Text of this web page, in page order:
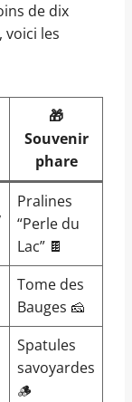
de dix
voici les
🎁
Souvenir
phare
Pralines
“Perle du
Lac” 🍫
Tome des
Bauges 🧀
Spatules
savoyardes
🪵